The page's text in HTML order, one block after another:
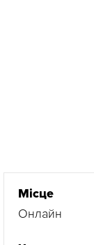
Місце
Онлайн